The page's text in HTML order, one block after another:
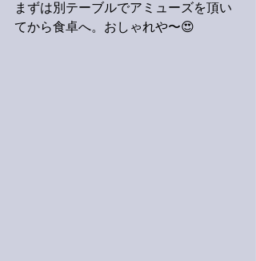
まずは別テーブルでアミューズを頂い
てから食卓へ。おしゃれや〜😍